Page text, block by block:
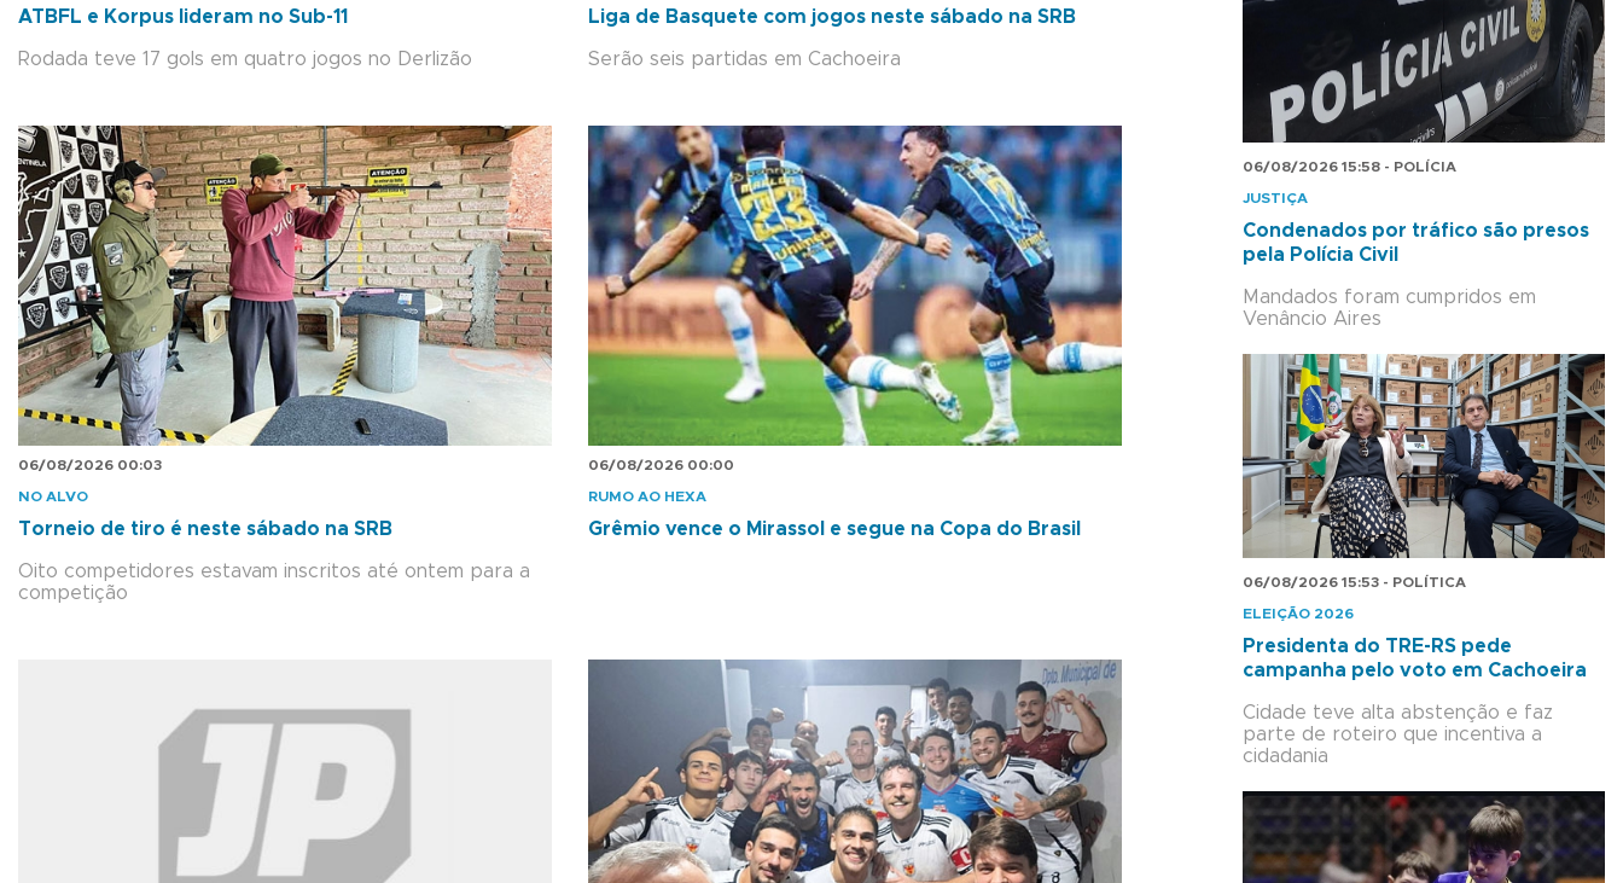
ATBFL e Korpus lideram no Sub-11
Rodada teve 17 gols em quatro jogos no Derlizão
Liga de Basquete com jogos neste sábado na SRB
Serão seis partidas em Cachoeira
06/08/2026 00:03
NO ALVO
Torneio de tiro é neste sábado na SRB
Oito competidores estavam inscritos até ontem para a
competição
06/08/2026 00:00
RUMO AO HEXA
Grêmio vence o Mirassol e segue na Copa do Brasil
06/08/2026 15:58 - POLÍCIA
JUSTIÇA
Condenados por tráfico são presos
pela Polícia Civil
Mandados foram cumpridos em
Venâncio Aires
06/08/2026 15:53 - POLÍTICA
ELEIÇÃO 2026
Presidenta do TRE-RS pede
campanha pelo voto em Cachoeira
Cidade teve alta abstenção e faz
parte de roteiro que incentiva a
cidadania